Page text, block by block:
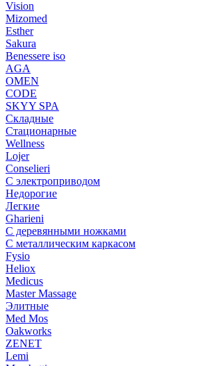
Vision
Mizomed
Esther
Sakura
Benessere iso
AGA
OMEN
CODE
SKYY SPA
Складные
Стационарные
Wellness
Lojer
Conselieri
С электроприводом
Недорогие
Легкие
Gharieni
С деревянными ножками
С металлическим каркасом
Fysio
Heliox
Medicus
Master Massage
Элитные
Med Mos
Oakworks
ZENET
Lemi